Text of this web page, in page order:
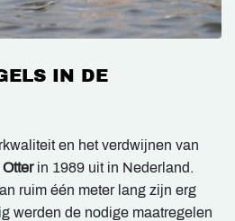
IN DE
en het verdwijnen van
Otterin 1989 uit in Nederland.
ruim één meter lang zijn erg
werden de nodige maatregelen